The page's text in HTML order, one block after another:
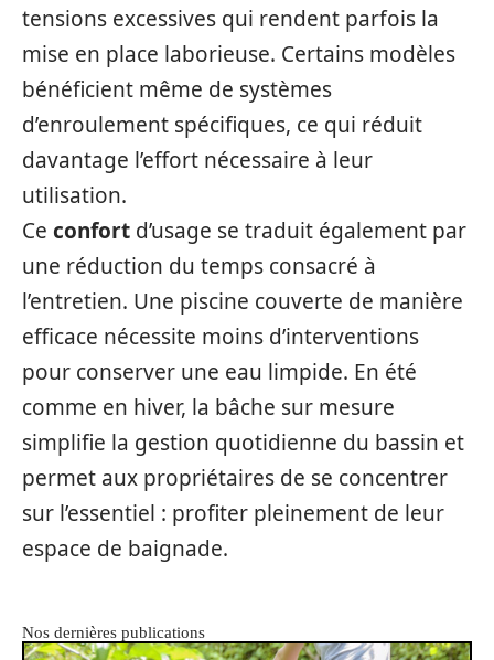
tensions excessives qui rendent parfois la
mise en place laborieuse. Certains modèles
bénéficient même de systèmes
d’enroulement spécifiques, ce qui réduit
davantage l’effort nécessaire à leur
utilisation.
Ce confort d’usage se traduit également par
une réduction du temps consacré à
l’entretien. Une piscine couverte de manière
efficace nécessite moins d’interventions
pour conserver une eau limpide. En été
comme en hiver, la bâche sur mesure
simplifie la gestion quotidienne du bassin et
permet aux propriétaires de se concentrer
sur l’essentiel : profiter pleinement de leur
espace de baignade.
Nos dernières publications